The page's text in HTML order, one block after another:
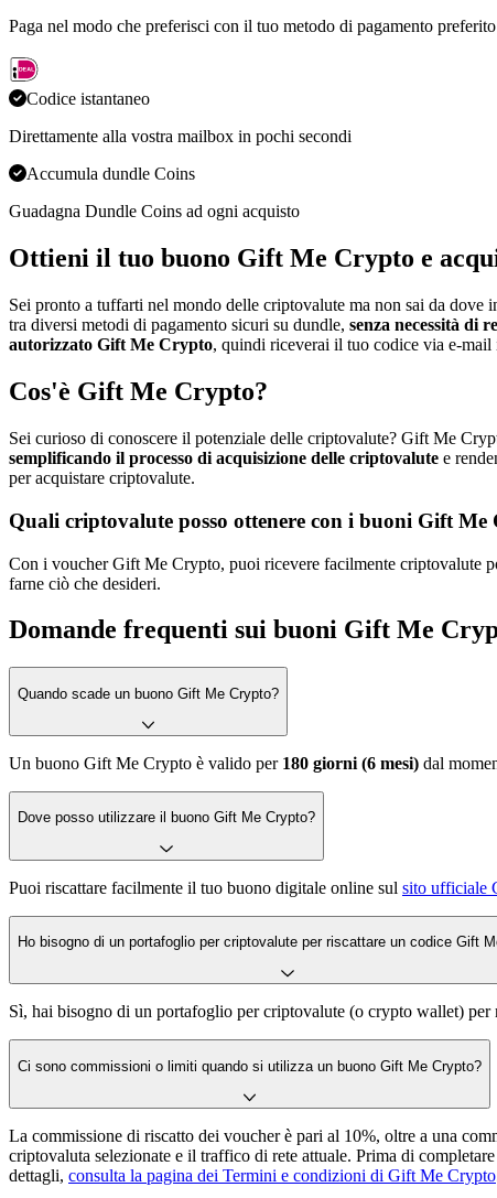
Paga nel modo che preferisci con il tuo metodo di pagamento preferito
Codice istantaneo
Direttamente alla vostra mailbox in pochi secondi
Accumula dundle Coins
Guadagna Dundle Coins ad ogni acquisto
Ottieni il tuo buono Gift Me Crypto e
Sei pronto a tuffarti nel mondo delle criptovalute ma non sai da
tra diversi metodi di pagamento sicuri su dundle, senza necessità di
autorizzato Gift Me Crypto, quindi riceverai il tuo codice via e-
Cos'è Gift Me Crypto?
Sei curioso di conoscere il potenziale delle criptovalute? Gift Me
semplificando il processo di acquisizione delle criptovalute e
per acquistare criptovalute.
Quali criptovalute posso ottenere con i buoni Gift Me
Con i voucher Gift Me Crypto, puoi ricevere facilmente criptovalute
farne ciò che desideri.
Domande frequenti sui buoni Gift Me
Quando scade un buono Gift Me Crypto?
Un buono Gift Me Crypto è valido per180 giorni (6 mesi) dal
Dove posso utilizzare il buono Gift Me Crypto?
Puoi riscattare facilmente il tuo buono digitale online sul sito ufficiale
Ho bisogno di un portafoglio per criptovalute per riscattare un codice Gift
Sì, hai bisogno di un portafoglio per criptovalute (o crypto wallet)
Ci sono commissioni o limiti quando si utilizza un buono Gift Me Crypto?
La commissione di riscatto dei voucher è pari al 10%, oltre a una
criptovaluta selezionate e il traffico di rete attuale. Prima di
dettagli, consulta la pagina dei Termini e condizioni di Gift Me Crypto